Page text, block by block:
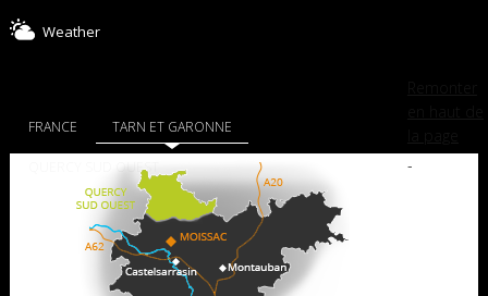
Weather
FRANCE TARN ET GARONNE
QUERCY SUD OUEST
-